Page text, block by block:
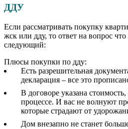
ДДУ
Если рассматривать покупку
жск или дду, то ответ на вопрос
следующий:
Плюсы покупки по дду:
Есть разрешительная
декларация – все это
В договоре указана
процессе. И вас не волнуют
которые страдают от
Дом внезапно не станет